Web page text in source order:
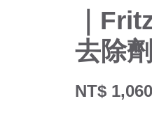
｜
去除劑
NT$ 1,060